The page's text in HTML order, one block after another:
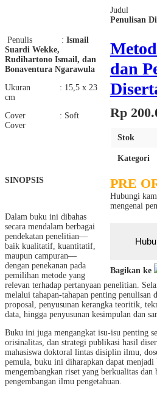
dan
Rp
Stok
Kategori
PRE
Hubungi
mengenai
Bagikan ke
Penulisan
Penulis : Ismail
Suardi Wekke,
Rudihartono Ismail, dan
Bonaventura Ngarawula
Ukuran : 15,5 x 23
cm
Cover : Soft
Cover
SINOPSIS
Dalam buku ini dibahas
secara mendalam berbagai
pendekatan penelitian—
baik kualitatif, kuantitatif,
maupun campuran—
dengan penekanan pada
pemilihan metode yang
relevan terhadap pertanyaan penelitian.
melalui tahapan-tahapan penting penulisan
proposal, penyusunan kerangka teoritik,
data, hingga penyusunan kesimpulan dan
Buku ini juga mengangkat isu-isu penting
orisinalitas, dan strategi publikasi hasil
mahasiswa doktoral lintas disiplin ilmu,
pemula, buku ini diharapkan dapat menjadi
mengembangkan riset yang berkualitas dan
pengembangan ilmu pengetahuan.